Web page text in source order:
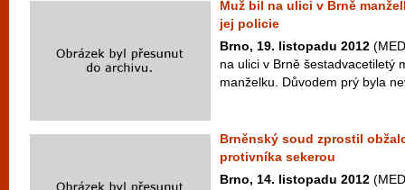
Muž bil na ulici v Brně
jej policie
Brno, 19. listopadu 2012
na ulici v Brně šestadvacetiletý
manželku. Důvodem prý byla
Brněnský soud zprostil
protivníka sekerou
Brno, 14. listopadu 2012